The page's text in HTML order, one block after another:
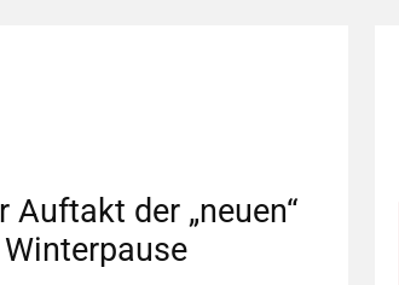
Auftakt der „neuen“